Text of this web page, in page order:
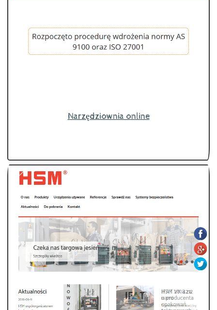
Narzędziownia online